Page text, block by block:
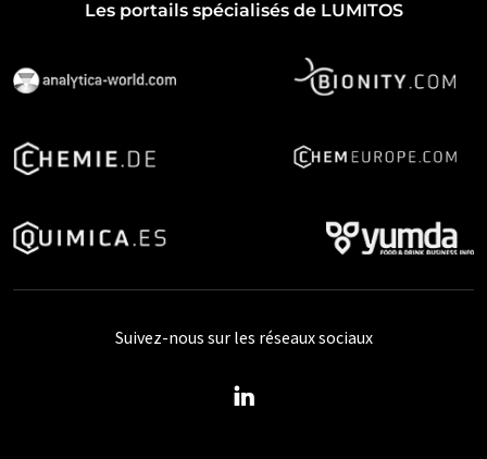
Les portails spécialisés de LUMITOS
Suivez-nous sur les réseaux sociaux